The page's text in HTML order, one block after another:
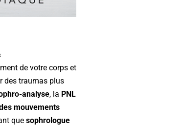
de votre corps et
des traumas plus
analyse, la PNL
mouvements
que sophrologue